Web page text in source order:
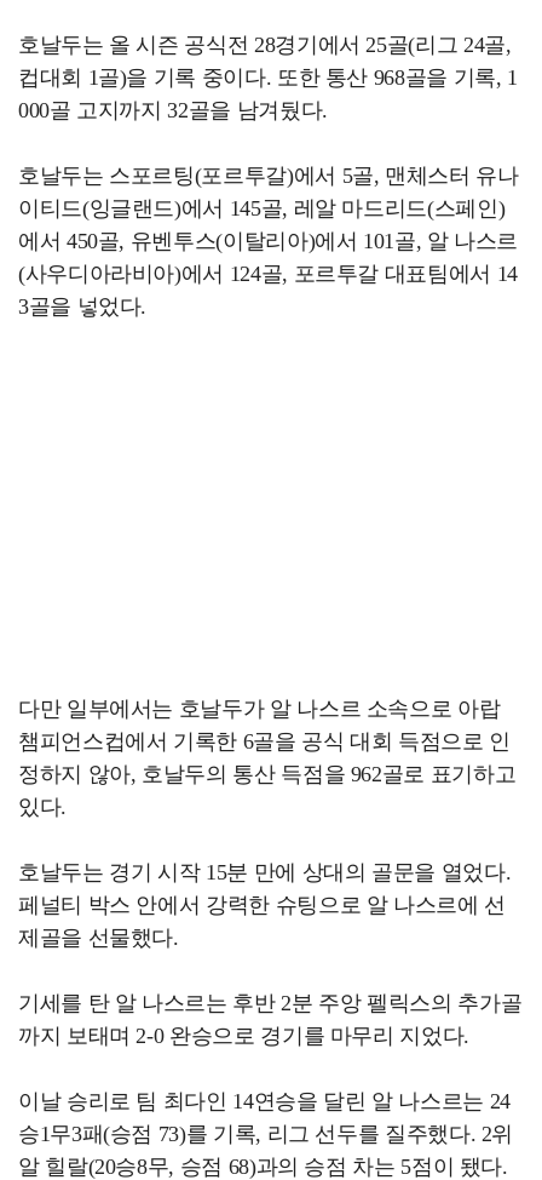
호날두는 올 시즌 공식전 28경기에서 25골(리그 24골,
컵대회 1골)을 기록 중이다. 또한 통산 968골을 기록, 1
000골 고지까지 32골을 남겨뒀다.
호날두는 스포르팅(포르투갈)에서 5골, 맨체스터 유나
이티드(잉글랜드)에서 145골, 레알 마드리드(스페인)
에서 450골, 유벤투스(이탈리아)에서 101골, 알 나스르
(사우디아라비아)에서 124골, 포르투갈 대표팀에서 14
3골을 넣었다.
다만 일부에서는 호날두가 알 나스르 소속으로 아랍
챔피언스컵에서 기록한 6골을 공식 대회 득점으로 인
정하지 않아, 호날두의 통산 득점을 962골로 표기하고
있다.
호날두는 경기 시작 15분 만에 상대의 골문을 열었다.
페널티 박스 안에서 강력한 슈팅으로 알 나스르에 선
제골을 선물했다.
기세를 탄 알 나스르는 후반 2분 주앙 펠릭스의 추가골
까지 보태며 2-0 완승으로 경기를 마무리 지었다.
이날 승리로 팀 최다인 14연승을 달린 알 나스르는 24
승1무3패(승점 73)를 기록, 리그 선두를 질주했다. 2위
알 힐랄(20승8무, 승점 68)과의 승점 차는 5점이 됐다.